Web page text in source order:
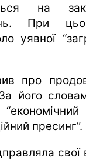
на
При
уявної
про
його
пресинг”.
свої